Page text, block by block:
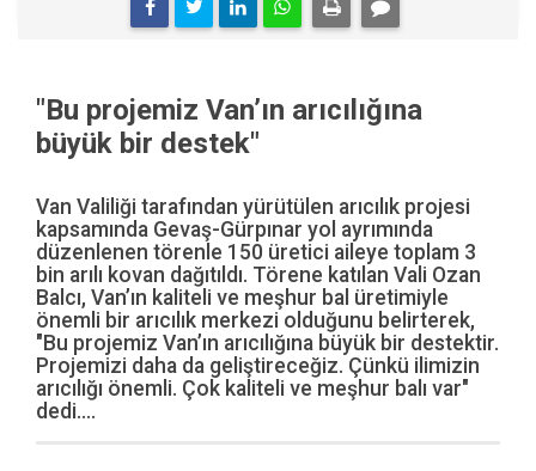
"Bu projemiz Van’ın arıcılığına
büyük bir destek"
Van Valiliği tarafından yürütülen arıcılık projesi
kapsamında Gevaş-Gürpınar yol ayrımında
düzenlenen törenle 150 üretici aileye toplam 3
bin arılı kovan dağıtıldı. Törene katılan Vali Ozan
Balcı, Van’ın kaliteli ve meşhur bal üretimiyle
önemli bir arıcılık merkezi olduğunu belirterek,
"Bu projemiz Van’ın arıcılığına büyük bir destektir.
Projemizi daha da geliştireceğiz. Çünkü ilimizin
arıcılığı önemli. Çok kaliteli ve meşhur balı var"
dedi....